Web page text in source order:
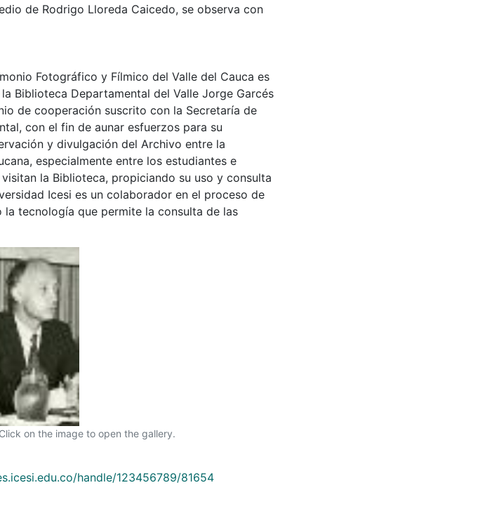
de Rodrigo Lloreda Caicedo, se observa con
Fotográfico y Fílmico del Valle del Cauca es
Biblioteca Departamental del Valle Jorge Garcés
de cooperación suscrito con la Secretaría de
con el fin de aunar esfuerzos para su
y divulgación del Archivo entre la
especialmente entre los estudiantes e
la Biblioteca, propiciando su uso y consulta
Icesi es un colaborador en el proceso de
tecnología que permite la consulta de las
Click on the image to open the gallery.
handle/123456789/81654